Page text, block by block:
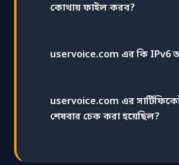
কোথায় ফাইল করব?
uservoice.com এর কি IPv6
uservoice.com এর
শেষবার চেক করা হয়েছিল?